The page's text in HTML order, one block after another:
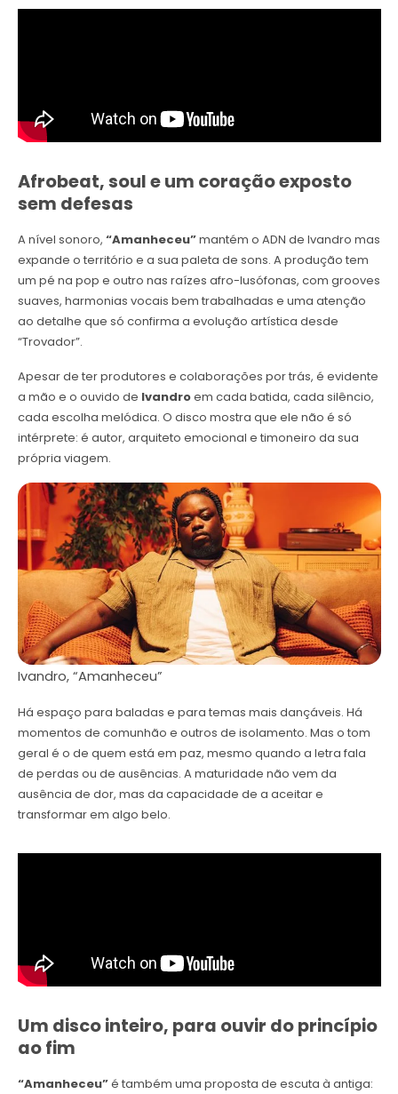
Afrobeat, soul e um coração exposto
sem defesas
A nível sonoro, “Amanheceu”mantém o ADN de Ivandro mas
expande o território e a sua paleta de sons. A produção tem
um pé na pop e outro nas raízes afro-lusófonas, com grooves
suaves, harmonias vocais bem trabalhadas e uma atenção
ao detalhe que só confirma a evolução artística desde
“Trovador”.
Apesar de ter produtores e colaborações por trás, é evidente
a mão e o ouvido de Ivandroem cada batida, cada silêncio,
cada escolha melódica. O disco mostra que ele não é só
intérprete: é autor, arquiteto emocional e timoneiro da sua
própria viagem.
Ivandro, “Amanheceu”
Há espaço para baladas e para temas mais dançáveis. Há
momentos de comunhão e outros de isolamento. Mas o tom
geral é o de quem está em paz, mesmo quando a letra fala
de perdas ou de ausências. A maturidade não vem da
ausência de dor, mas da capacidade de a aceitar e
transformar em algo belo.
Um disco inteiro, para ouvir do princípio
ao fim
“Amanheceu”é também uma proposta de escuta à antiga: